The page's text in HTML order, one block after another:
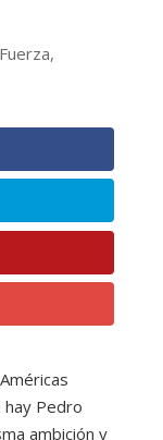
,
Pedro
ambición y